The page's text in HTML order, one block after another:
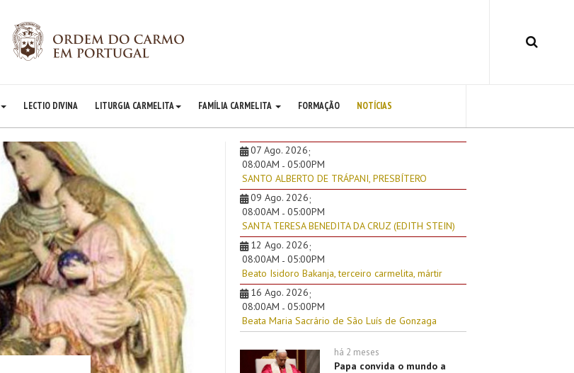
LECTIO DIVINA LITURGIA CARMELITA FAMÍLIA CARMELITA FORMAÇÃO NOTÍCIAS
07 Ago. 2026;
08:00AM - 05:00PM
SANTO ALBERTO DE TRÁPANI, PRESBÍTERO
09 Ago. 2026;
08:00AM - 05:00PM
SANTA TERESA BENEDITA DA CRUZ (EDITH STEIN)
12 Ago. 2026;
08:00AM - 05:00PM
Beato Isidoro Bakanja, terceiro carmelita, mártir
16 Ago. 2026;
08:00AM - 05:00PM
Beata Maria Sacrário de São Luís de Gonzaga
há 2 meses
Papa convida o mundo a